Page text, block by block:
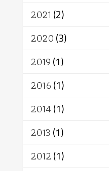
อัตถะ
เทวดา
2021 (2)
2020(3)
2019(1)
2016(1)
2014(1)
2013 (1)
2012(1)